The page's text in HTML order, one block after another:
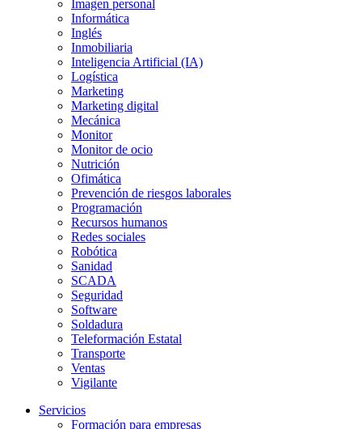
Imagen personal
Informática
Inglés
Inmobiliaria
Inteligencia Artificial (IA)
Logística
Marketing
Marketing digital
Mecánica
Monitor
Monitor de ocio
Nutrición
Ofimática
Prevención de riesgos laborales
Programación
Recursos humanos
Redes sociales
Robótica
Sanidad
SCADA
Seguridad
Software
Soldadura
Teleformación Estatal
Transporte
Ventas
Vigilante
Servicios
Formación para empresas